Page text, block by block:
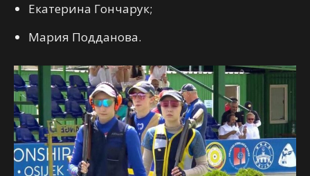
Екатерина Гончарук;
Мария Подданова.